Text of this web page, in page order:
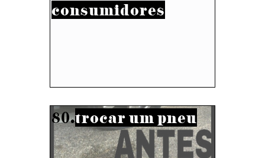
consumidores
80.trocar um pneu